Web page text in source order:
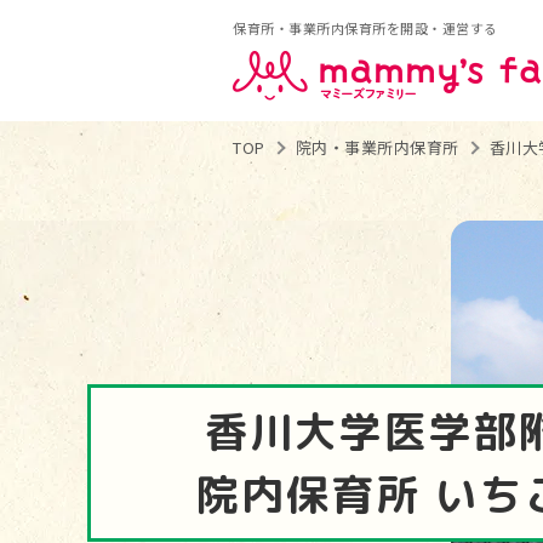
保育所・事業所内保育所を開設・運営する
TOP 院内・事業所内保育所 香川
香川大学医学部
院内保育所 いち